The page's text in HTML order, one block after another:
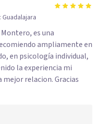
Guadalajara
es una
ampliamente en
en psicología individual,
la experiencia mi
mejor relacion. Gracias